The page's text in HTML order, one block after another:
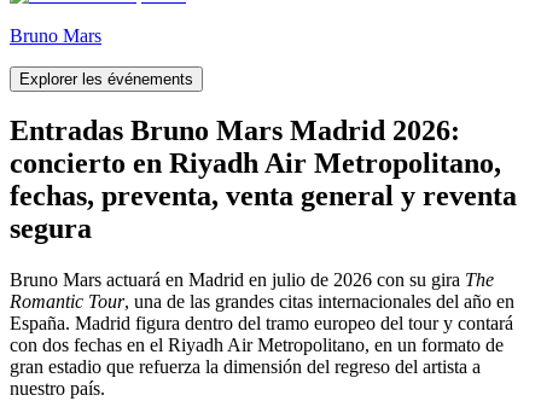
Bruno Mars
Explorer les événements
Entradas Bruno Mars Madrid 2026:
concierto en Riyadh Air Metropolitano,
fechas, preventa, venta general y reventa
segura
Bruno Mars actuará en Madrid en julio de 2026 con su gira The
Romantic Tour, una de las grandes citas internacionales del año en
España. Madrid figura dentro del tramo europeo del tour y contará
con dos fechas en el Riyadh Air Metropolitano, en un formato de
gran estadio que refuerza la dimensión del regreso del artista a
nuestro país.